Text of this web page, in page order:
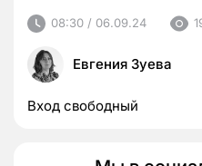
08:30 / 06.09.24
Евгения Зуева
Вход свободный